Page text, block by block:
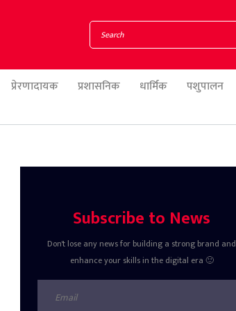
प्रेरणादायक प्रशासनिक धार्मिक
पशुपालन
Subscribe to News
Don't lose any news for building a strong brand and
enhance your skills in the digital era 🙂